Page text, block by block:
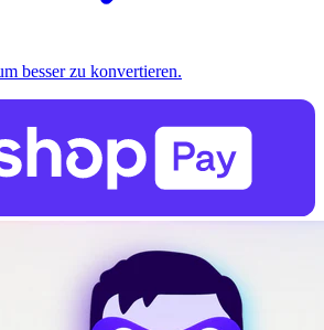
besser zu konvertieren.